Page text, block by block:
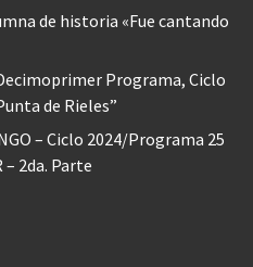
de historia «Fue cantando
Programa, Ciclo
de Rieles”
– Ciclo 2024/Programa 25
– 2da. Parte